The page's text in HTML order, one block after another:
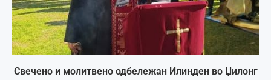
Свечено и молитвено одбележан Илинден во Џилонг